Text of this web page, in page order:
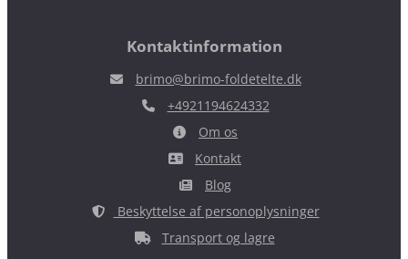
Kontaktinformation
brimo@brimo-foldetelte.dk
+4921194624332
Om os
Kontakt
Blog
Beskyttelse af personoplysninger
Transport og lagre